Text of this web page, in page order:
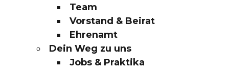
Team
Vorstand & Beirat
Ehrenamt
Dein Weg zu uns
Jobs & Praktika